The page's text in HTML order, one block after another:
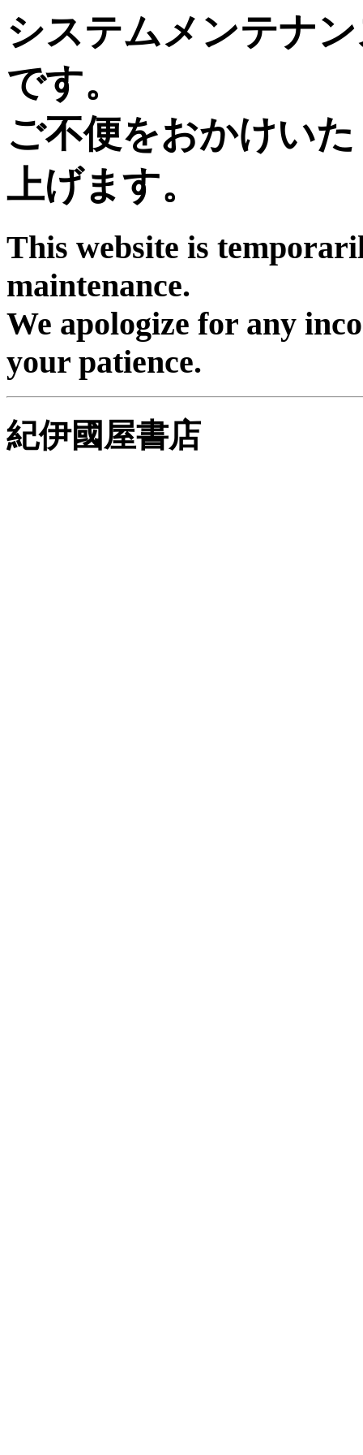
システムメンテナ
です。
ご不便をおかけい
上げます。
This website is
maintenance.
We apologize for any
your patience.
紀伊國屋書店